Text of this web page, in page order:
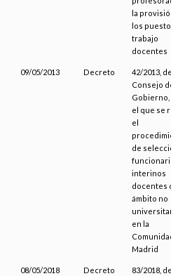
la provisión de
los puestos de
trabajo
docentes
09/05/2013 Decreto
42/2013, del
Consejo de
Gobierno, por
el que se regula
el
procedimiento
de selección de
funcionarios
interinos
docentes de
ámbito no
universitario
en la
Comunidad de
Madrid
08/05/2018 Decreto
83/2018, del